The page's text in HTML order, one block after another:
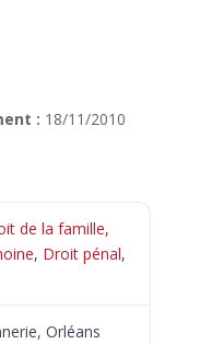
: 18/11/2010
de la famille,
, Droit pénal,
Orléans